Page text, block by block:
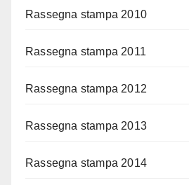
Rassegna stampa 2010
Rassegna stampa 2011
Rassegna stampa 2012
Rassegna stampa 2013
Rassegna stampa 2014